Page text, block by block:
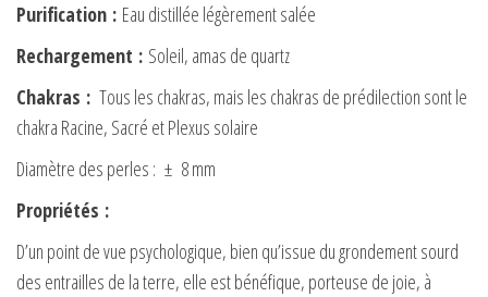
Purification : Eau distillée légèrement salée
Rechargement : Soleil, amas de quartz
Chakras : Tous les chakras, mais les chakras de prédilection sont le
chakra Racine, Sacré et Plexus solaire
Diamètre des perles : ± 8 mm
Propriétés :
D’un point de vue psychologique, bien qu’issue du grondement sourd
des entrailles de la terre, elle est bénéfique, porteuse de joie, à